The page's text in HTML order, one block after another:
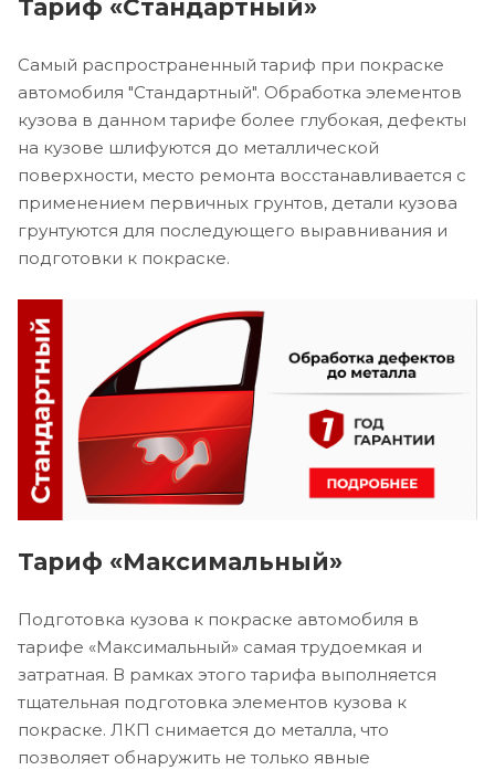
Тариф «Стандартный»
Самый распространенный тариф при покраске
автомобиля "Стандартный". Обработка элементов
кузова в данном тарифе более глубокая, дефекты
на кузове шлифуются до металлической
поверхности, место ремонта восстанавливается с
применением первичных грунтов, детали кузова
грунтуются для последующего выравнивания и
подготовки к покраске.
Тариф «Максимальный»
Подготовка кузова к покраске автомобиля в
тарифе «Максимальный» самая трудоемкая и
затратная. В рамках этого тарифа выполняется
тщательная подготовка элементов кузова к
покраске. ЛКП снимается до металла, что
позволяет обнаружить не только явные